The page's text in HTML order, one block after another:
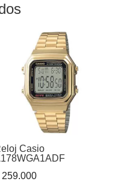
Casio